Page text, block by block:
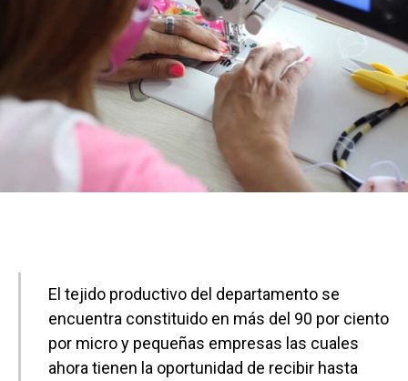
El tejido productivo del departamento se
encuentra constituido en más del 90 por ciento
por micro y pequeñas empresas las cuales
ahora tienen la oportunidad de recibir hasta